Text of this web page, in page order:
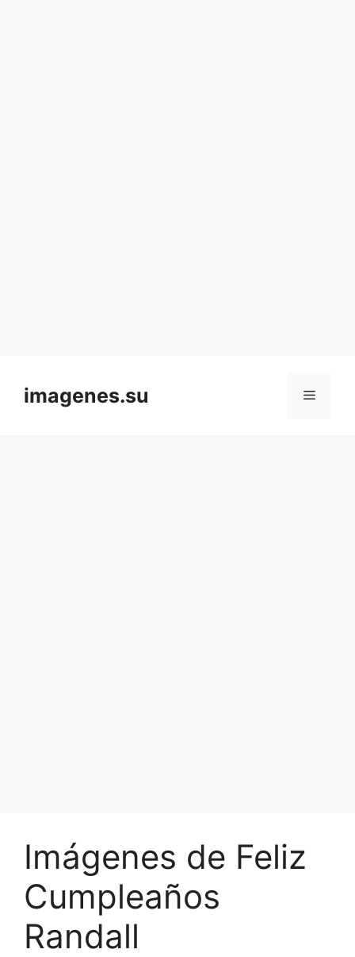
contentimagenes.su Menu
Imágenes de Feliz
Cumpleaños
Randall